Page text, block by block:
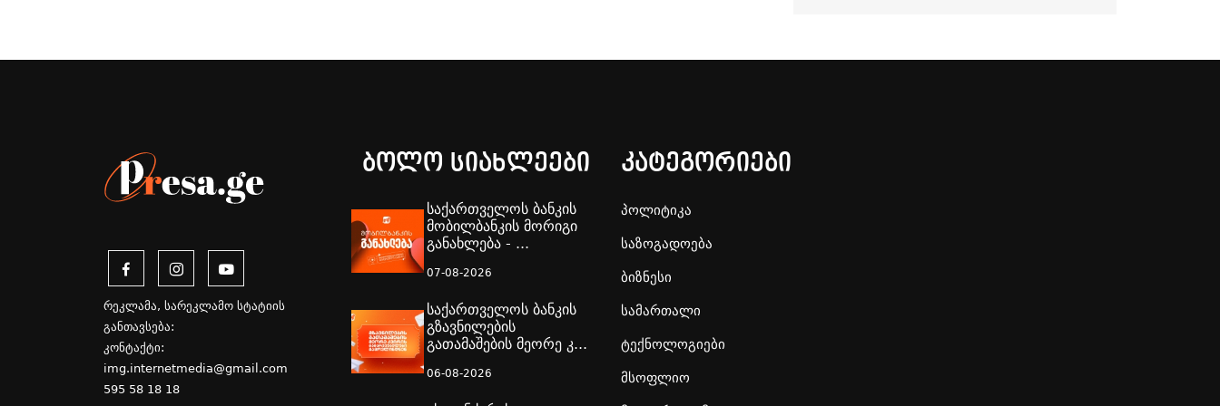
რეკლამა, სარეკლამო სტატიის
განთავსება:
კონტაქტი:
img.internetmedia@gmail.com
595 58 18 18
ბოლო სიახლეები
საქართველოს ბანკის
მობილბანკის მორიგი
განახლება - ...
07-08-2026
საქართველოს ბანკის
გზავნილების
გათამაშების მეორე კ...
06-08-2026
კატეგორიები
პოლიტიკა
საზოგადოება
ბიზნესი
სამართალი
ტექნოლოგიები
მსოფლიო